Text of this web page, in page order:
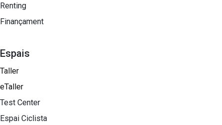
Renting
Finançament
Espais
Taller
eTaller
Test Center
Espai Ciclista